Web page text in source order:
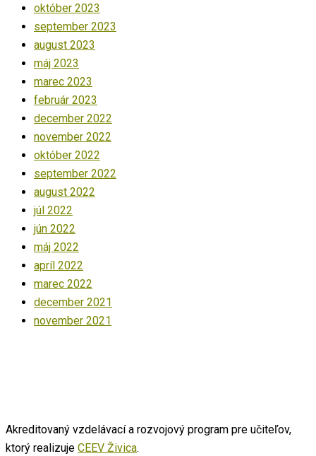
október 2023
september 2023
august 2023
máj 2023
marec 2023
február 2023
december 2022
november 2022
október 2022
september 2022
august 2022
júl 2022
jún 2022
máj 2022
apríl 2022
marec 2022
december 2021
november 2021
Akreditovaný vzdelávací a rozvojový program pre učiteľov,
ktorý realizuje CEEV Živica.